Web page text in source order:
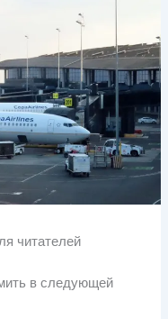
читателей
в следующей